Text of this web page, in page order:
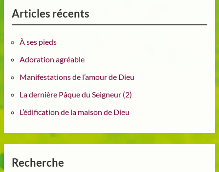
Articles récents
À ses pieds
Adoration agréable
Manifestations de l’amour de Dieu
La dernière Pâque du Seigneur (2)
L’édification de la maison de Dieu
Recherche